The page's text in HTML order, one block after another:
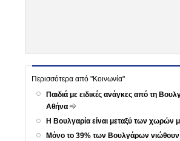
Περισσότερα από "Κοινωνία"
Παιδιά με ειδικές ανάγκες από τη
Αθήνα
Η Βουλγαρία είναι μεταξύ των χωρών
Μόνο το 39% των Βουλγάρων νιώθουν